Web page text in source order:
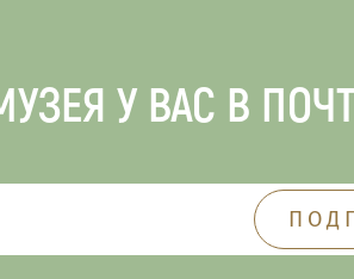
У ВАС В